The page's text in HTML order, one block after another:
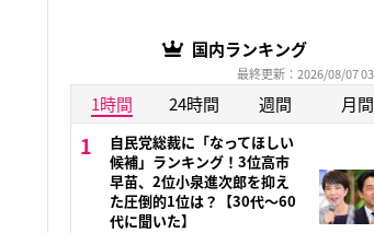
国内ランキング
最終更新：2026/08/07
1時間 24時間 週間 月間
自民党総裁に「なってほしい
候補」ランキング！3位高市
早苗、2位小泉進次郎を抑え
た圧倒的1位は？【30代〜60
代に聞いた】